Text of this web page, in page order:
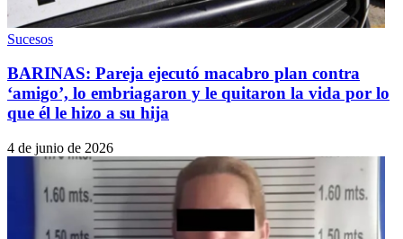
Sucesos
BARINAS: Pareja ejecutó macabro plan contra
‘amigo’, lo embriagaron y le quitaron la vida por lo
que él le hizo a su hija
4 de junio de 2026